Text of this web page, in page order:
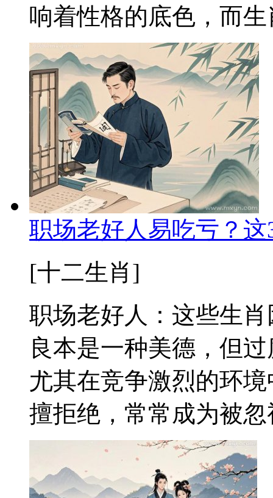
响着性格的底色，而
职场老好人易吃亏？
[十二生肖]
职场老好人：这些生
良本是一种美德，但
尤其在竞争激烈的环
擅拒绝，常常成为被